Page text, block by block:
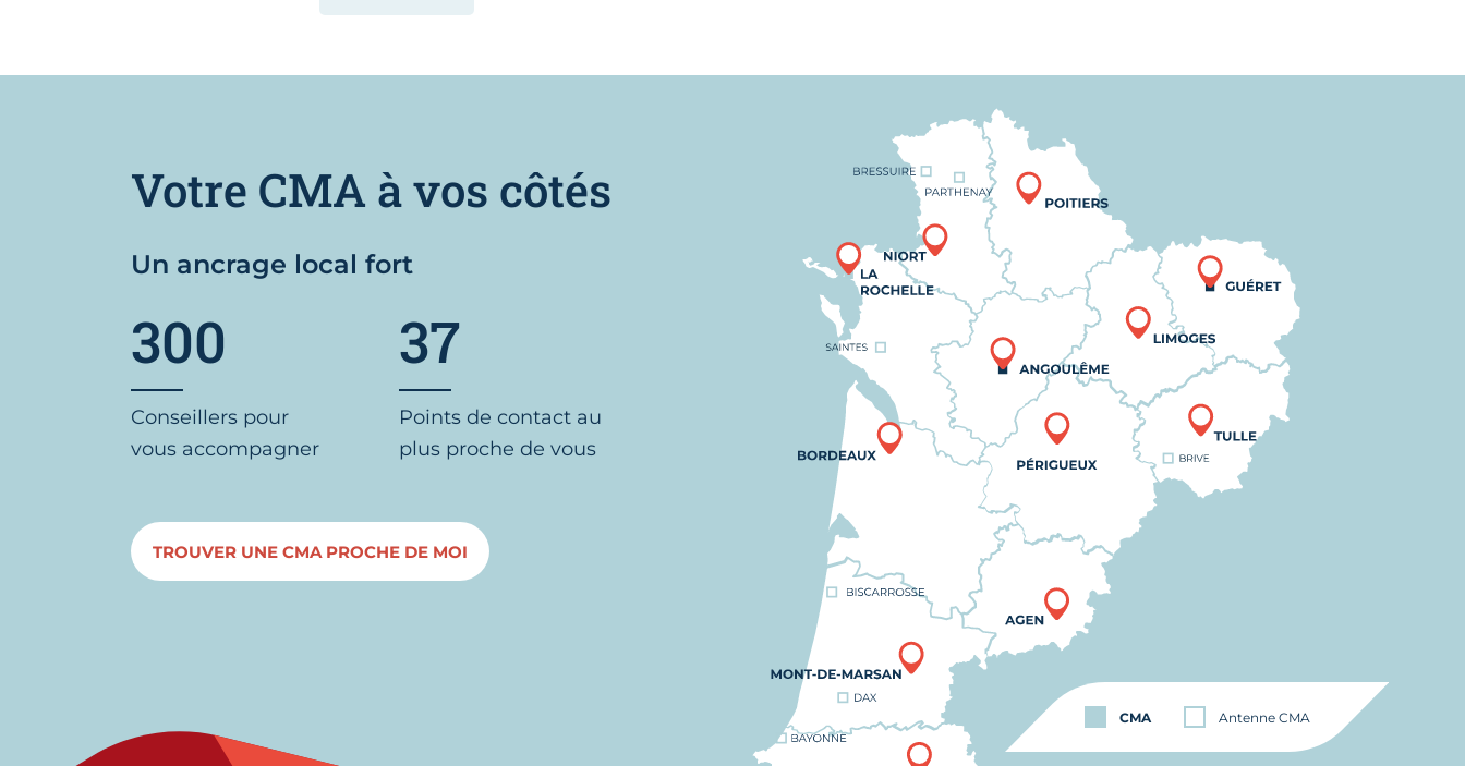
CMA Antenne CMA
Votre CMA à vos côtés
Un ancrage local fort
300
Conseillers pour
vous accompagner
37
Points de contact au
plus proche de vous
TROUVER UNE CMA PROCHE DE MOI